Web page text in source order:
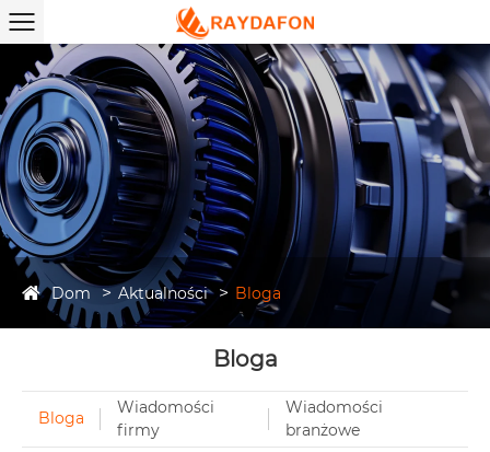
Dom Aktualności Bloga
Bloga
Bloga
Wiadomości
firmy
Wiadomości
branżowe